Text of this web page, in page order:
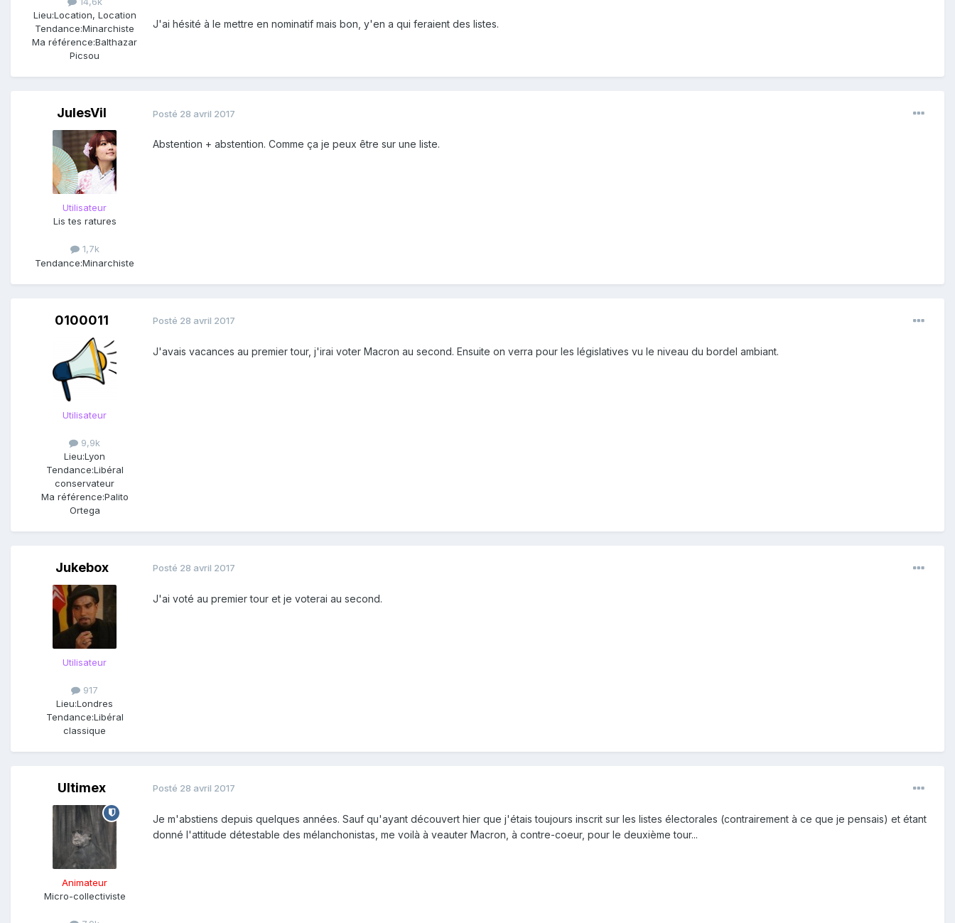
Lieu:Location, Location
Tendance:Minarchiste
Ma référence:Balthazar
Picsou
J'ai hésité à le mettre en nominatif mais bon, y'en a qui feraient des listes.
JulesVil
Utilisateur
Lis tes ratures
1,7k
Tendance:Minarchiste
Posté 28 avril 2017
Abstention + abstention. Comme ça je peux être sur une liste.
0100011
Utilisateur
9,9k
Lieu:Lyon
Tendance:Libéral
conservateur
Ma référence:Palito
Ortega
Posté 28 avril 2017
J'avais vacances au premier tour, j'irai voter Macron au second. Ensuite on verra pour les législatives vu le niveau du bordel ambiant.
Jukebox
Utilisateur
917
Lieu:Londres
Tendance:Libéral
classique
Posté 28 avril 2017
J'ai voté au premier tour et je voterai au second.
Ultimex
Animateur
Micro-collectiviste
Posté 28 avril 2017
Je m'abstiens depuis quelques années. Sauf qu'ayant découvert hier que j'étais toujours inscrit sur les listes électorales (contrairement à ce que je pensais) et étant
donné l'attitude détestable des mélanchonistas, me voilà à veauter Macron, à contre-coeur, pour le deuxième tour...